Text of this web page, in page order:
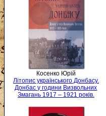
Косенко Юрій
Літопис українського Донбасу.
Донбас у години Визвольних
Змагань 1917 – 1921 років.